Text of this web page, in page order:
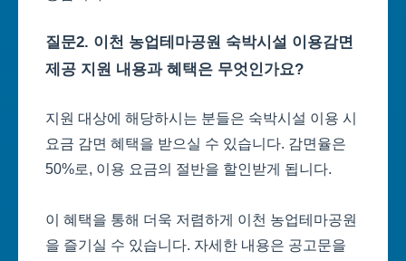
질문2. 이천 농업테마공원 숙박시설 이용감면
제공 지원 내용과 혜택은 무엇인가요?
지원 대상에 해당하시는 분들은 숙박시설 이용 시
요금 감면 혜택을 받으실 수 있습니다. 감면율은
50%로, 이용 요금의 절반을 할인받게 됩니다.
이 혜택을 통해 더욱 저렴하게 이천 농업테마공원
을 즐기실 수 있습니다. 자세한 내용은 공고문을